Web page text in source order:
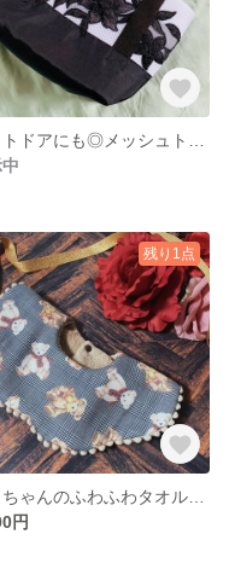
残り1点
円